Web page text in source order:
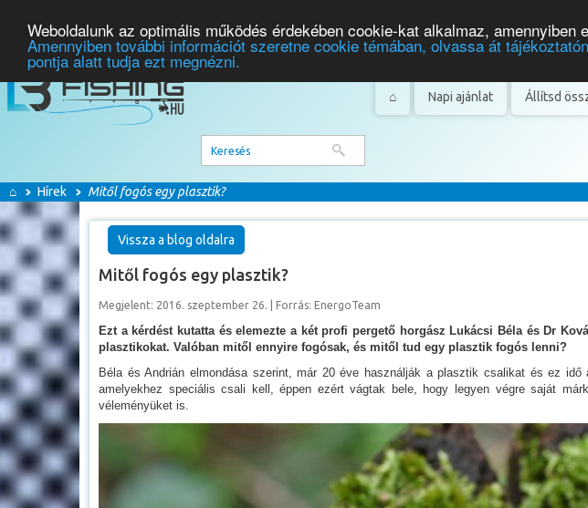
Weboldalunk az optimális működés érdekében cookie-kat alkalmaz, amennyiben
Amennyiben további információt szeretne cookie témában, olvassa át
pontja alatt tudja ezt megnézni.
⌂ Napi ajánlat Állítsd
⌂ Hírek Mitől fogós egy plasztik?
Vissza a blog oldalra
Mitől fogós egy plasztik?
Megjelent: 2016. szeptember 26. | Forrás: EnergoTeam
Ezt a kérdést kutatta és elemezte a két profi pergető horgász Lukácsi Béla és Dr
plasztikokat. Valóban mitől ennyire fogósak, és mitől tud egy plasztik fogós lenni?
Béla és Andrián elmondása szerint, már 20 éve használják a plasztik csalikat és ez
amelyekhez speciális csali kell, éppen ezért vágtak bele, hogy legyen végre saját
véleményüket is.